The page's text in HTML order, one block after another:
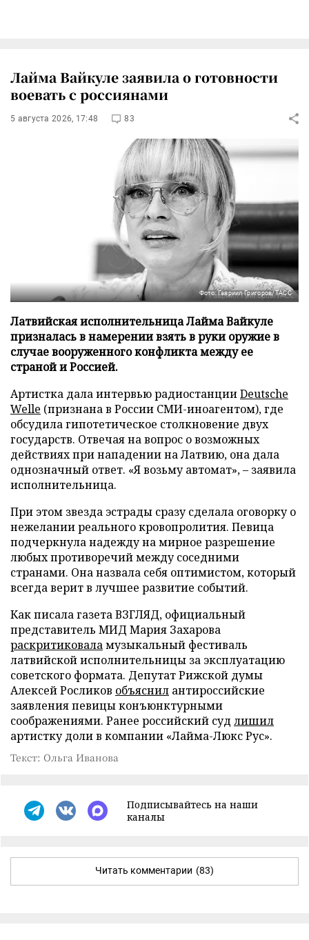
Лайма Вайкуле заявила о готовности
воевать с россиянами
5 августа 2026, 17:48 83
Фото: Гавриил Григоров/ТАСС
Латвийская исполнительница Лайма Вайкуле
призналась в намерении взять в руки оружие в
случае вооруженного конфликта между ее
страной и Россией.
Артистка дала интервью радиостанцииDeutsche
Welle (признана в России СМИ-иноагентом), где
обсудила гипотетическое столкновение двух
государств. Отвечая на вопрос о возможных
действиях при нападении на Латвию, она дала
однозначный ответ. «Я возьму автомат», – заявила
исполнительница.
При этом звезда эстрады сразу сделала оговорку о
нежелании реального кровопролития. Певица
подчеркнула надежду на мирное разрешение
любых противоречий между соседними
странами. Она назвала себя оптимистом, который
всегда верит в лучшее развитие событий.
Как писала газета ВЗГЛЯД, официальный
представитель МИД Мария Захарова
раскритиковаламузыкальный фестиваль
латвийской исполнительницы за эксплуатацию
советского формата. Депутат Рижской думы
Алексей Росликов объяснил антироссийские
заявления певицы конъюнктурными
соображениями. Ранее российский суд лишил
артистку доли в компании «Лайма-Люкс Рус».
Текст: Ольга Иванова
Подписывайтесь на наши
каналы
Читать комментарии (83)